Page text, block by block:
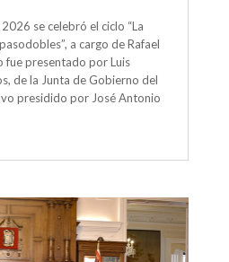
se celebró el ciclo “La
a cargo de Rafael
fue presentado por Luis
de la Junta de Gobierno del
presidido por José Antonio